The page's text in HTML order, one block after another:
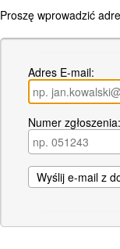
Proszę wprowadzić
Adres E-mail:
Numer zgłoszenia: